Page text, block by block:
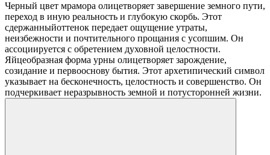
Черный цвет мрамора олицетворяет завершение земного пути,
переход в иную реальность и глубокую скорбь. Этот
сдержанныйоттенок передает ощущение утраты,
неизбежности и почтительного прощания с усопшим. Он
ассоциируется с обретением духовной целостности.
Яйцеобразная форма урны олицетворяет зарождение,
созидание и первооснову бытия. Этот архетипический символ
указывает на бесконечность, целостность и совершенство. Он
подчеркивает неразрывность земной и потусторонней жизни.